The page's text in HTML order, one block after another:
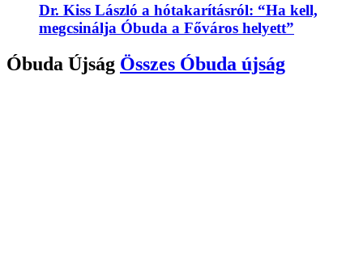
Dr. Kiss László a hótakarításról: “Ha kell,
megcsinálja Óbuda a Főváros helyett”
Óbuda Újság Összes Óbuda újság